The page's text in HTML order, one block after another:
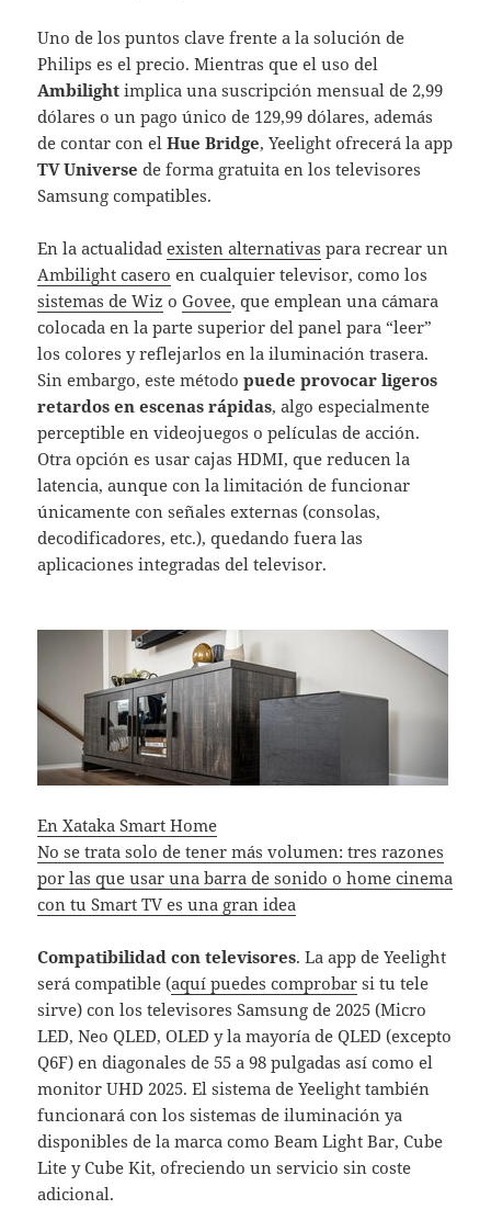
Uno de los puntos clave frente a la solución de
Philips es el precio. Mientras que el uso del
Ambilight implica una suscripción mensual de 2,99
dólares o un pago único de 129,99 dólares, además
de contar con elHue Bridge, Yeelight ofrecerá la app
TV Universe de forma gratuita en los televisores
Samsung compatibles.
En la actualidadexisten alternativas para recrear un
Ambilight casero en cualquier televisor, como los
sistemas de Wiz oGovee, que emplean una cámara
colocada en la parte superior del panel para “leer”
los colores y reflejarlos en la iluminación trasera.
Sin embargo, este métodopuede provocar ligeros
retardos en escenas rápidas, algo especialmente
perceptible en videojuegos o películas de acción.
Otra opción es usar cajas HDMI, que reducen la
latencia, aunque con la limitación de funcionar
únicamente con señales externas (consolas,
decodificadores, etc.), quedando fuera las
aplicaciones integradas del televisor.
En Xataka Smart Home
No se trata solo de tener más volumen: tres razones
por las que usar una barra de sonido o home cinema
con tu Smart TV es una gran idea
Compatibilidad con televisores. La app de Yeelight
será compatible (aquí puedes comprobar si tu tele
sirve) con los televisores Samsung de 2025 (Micro
LED, Neo QLED, OLED y la mayoría de QLED (excepto
Q6F) en diagonales de 55 a 98 pulgadas así como el
monitor UHD 2025. El sistema de Yeelight también
funcionará con los sistemas de iluminación ya
disponibles de la marca como Beam Light Bar, Cube
Lite y Cube Kit, ofreciendo un servicio sin coste
adicional.